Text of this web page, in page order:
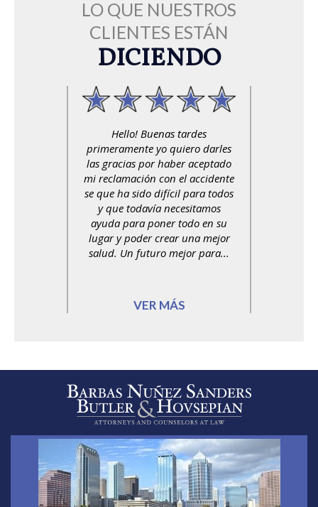
LO QUE NUESTROS
CLIENTES ESTÁN
DICIENDO
Hello! Buenas tardes
primeramente yo quiero darles
las gracias por haber aceptado
mi reclamación con el accidente
se que ha sido difícil para todos
y que todavía necesitamos
ayuda para poner todo en su
lugar y poder crear una mejor
salud. Un futuro mejor para...
VER MÁS